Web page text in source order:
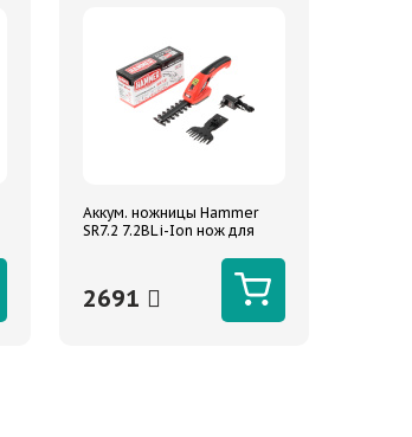
Аккум. ножницы Hammer
SR7.2 7.2ВLi-Ion нож для
2691